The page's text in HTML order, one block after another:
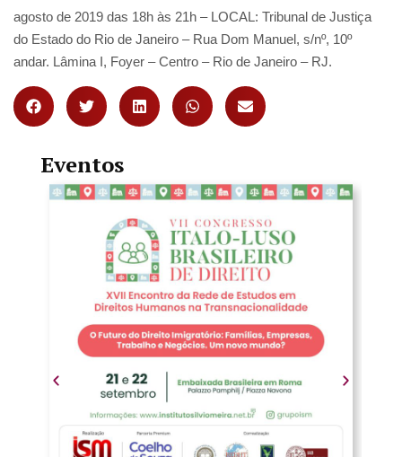
agosto de 2019 das 18h às 21h – LOCAL: Tribunal de Justiça
do Estado do Rio de Janeiro – Rua Dom Manuel, s/nº, 10º
andar. Lâmina I, Foyer – Centro – Rio de Janeiro – RJ.
Eventos